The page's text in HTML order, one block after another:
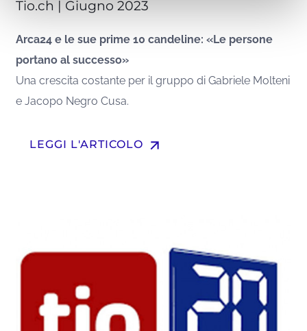
Tio.ch | Giugno 2023
Arca24 e le sue prime 10 candeline: «Le persone
portano al successo»
Una crescita costante per il gruppo di Gabriele Molteni
e Jacopo Negro Cusa.
LEGGI L'ARTICOLO arrow_upward